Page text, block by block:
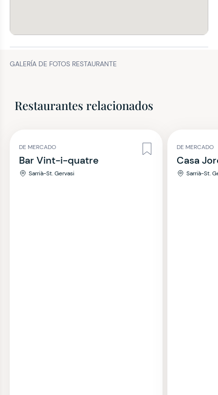
GALERÍA DE FOTOS RESTAURANTE
Restaurantes relacionados
DE MERCADO
Bar Vint-i-quatre
Sarrià-St. Gervasi
DE MERCADO
Casa
Sarrià-St.